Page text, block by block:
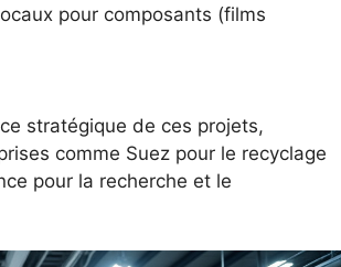
pour composants (films
stratégique de ces projets,
comme Suez pour le recyclage
pour la recherche et le